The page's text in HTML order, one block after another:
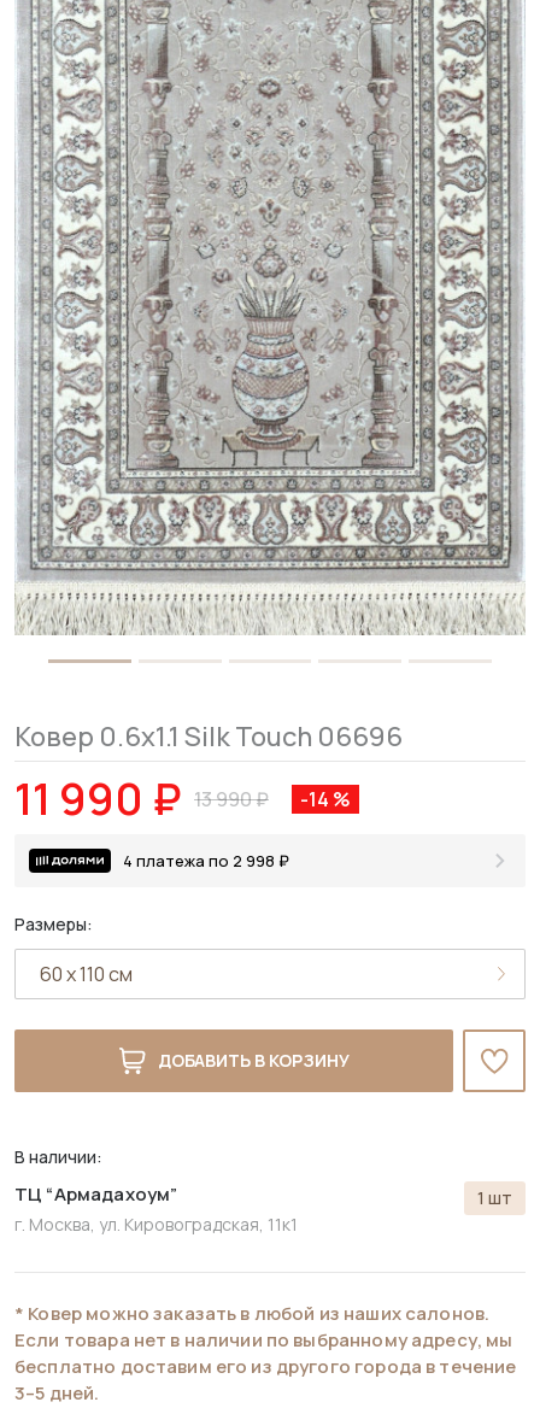
Ковер 0.6x1.1 Silk Touch 06696
11 990 ₽ 13 990 ₽ -14 %
4 платежа по 2 998 ₽
Размеры:
ДОБАВИТЬ В КОРЗИНУ
В наличии:
ТЦ “Армадахоум”
г. Москва, ул. Кировоградская, 11к1
1 шт
* Ковер можно заказать в любой из наших салонов.
Если товара нет в наличии по выбранному адресу, мы
бесплатно доставим его из другого города в течение
3–5 дней.